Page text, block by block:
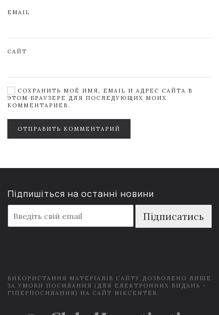
EMAIL
САЙТ
СОХРАНИТЬ МОЁ ИМЯ, EMAIL И АДРЕС САЙТА В
ЭТОМ БРАУЗЕРЕ ДЛЯ ПОСЛЕДУЮЩИХ МОИХ
КОММЕНТАРИЕВ.
ОТПРАВИТЬ КОММЕНТАРИЙ
Підпишіться на останні новини
m
a
Підписатись
ВИКОРИСТАННЯ МАТЕРІАЛІВ САЙТУ ДОЗВОЛЕНО ЛИШЕ
ЗА УМОВИ ПОСИЛАННЯ (ДЛЯ ЕЛЕКТРОННИХ ВИДАНЬ -
ГІПЕРПОСИЛАННЯ) НА САЙТ NIKCENTER.